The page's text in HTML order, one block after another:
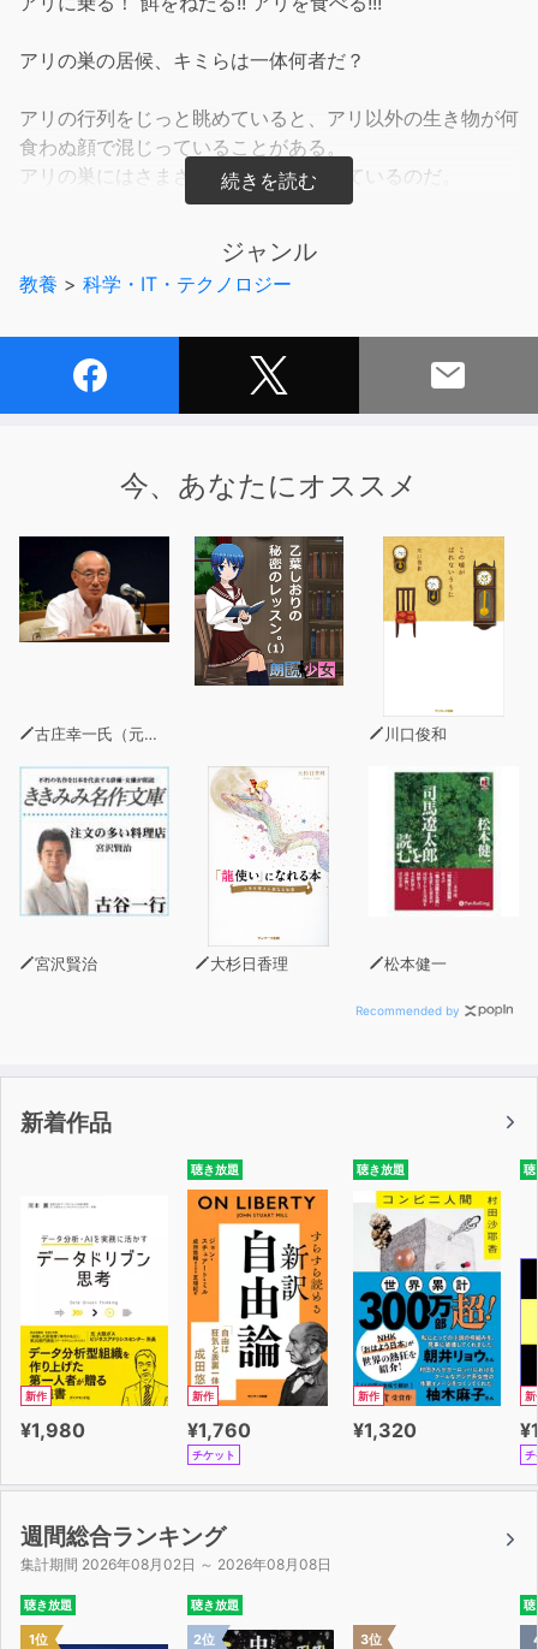
アリの巣の居候、キミらは一体何者だ？
アリの行列をじっと眺めていると、アリ以外の生き物が何
食わぬ顔で混じっていることがある。
アリの巣にはさまざまな昆虫が居候しているのだ。
そんな好蟻性昆虫に魅せられて、昆虫分類学の見地から研
居候たちの正体とは？ どんな目的で棲んでいる？ アリは
なぜ居候を追い払わないのか？
世界中の森の地面に這いつくばって挑んだ汗と忍耐と興奮
●100年前の昆虫標本（体長数ミリ）をお湯でもどして解
●命名は慎重に。一度つけた学名は変更できない
●珍奇な姿で大人気のツノゼミもアリと共生
●虫探しの道中でヒトの遺体まで発見
●狙いの虫を採る過程は推理小説に似ている
●「かっこいい研究」とはどういうものか
ジャンル
教養 > 科学・IT・テクノロジー
今、あなたにオススメ
古庄幸一氏（元海上幕僚長・NTTデータ特別参与） 川口俊和
宮沢賢治 大杉日香理 松本健一
Recommended by
新着作品
新作
¥1,980
聴き放題
新作
¥1,760
チケット
聴き放題
新作
¥1,320
聴
新
チ
週間総合ランキング
集計期間 2026年08月02日 ～ 2026年08月08日
聴き放題
1位
聴き放題
2位 3位
聴